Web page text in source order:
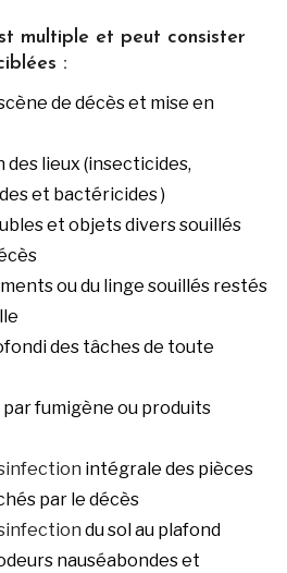
multiple et peut consister
:
de décès et mise en
lieux (insecticides,
et bactéricides )
et objets divers souillés
ou du linge souillés restés
des tâches de toute
fumigène ou produits
intégrale des pièces
par le décès
du sol au plafond
nauséabondes et